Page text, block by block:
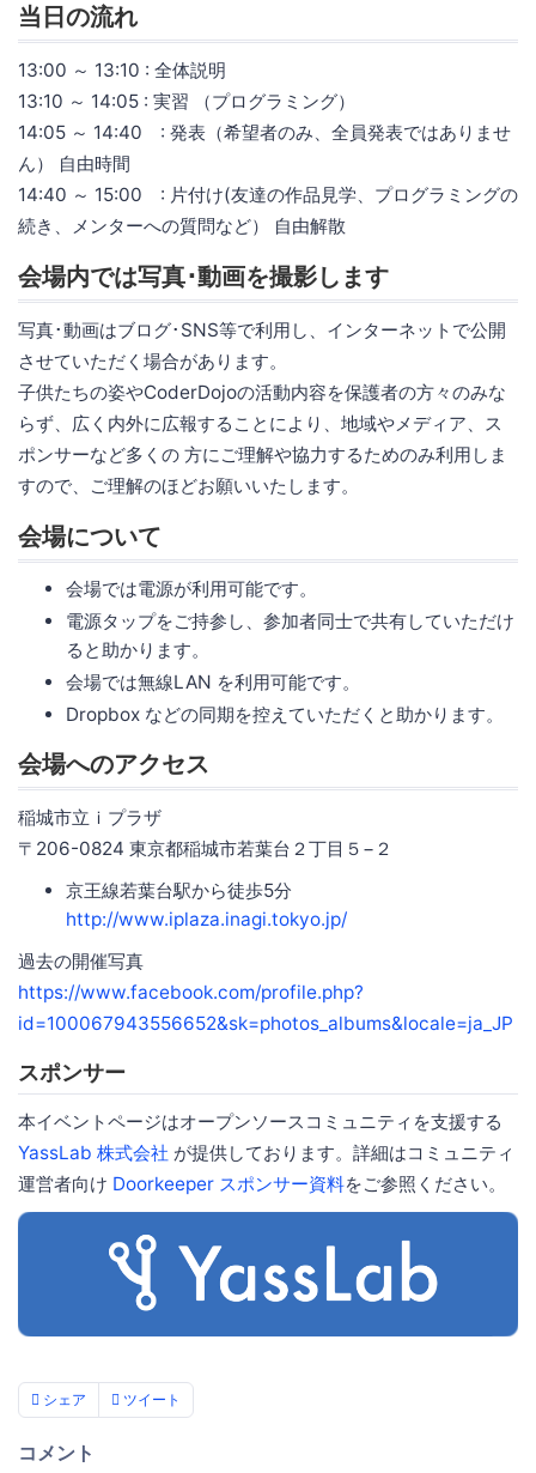
当日の流れ
13:00 ～ 13:10 : 全体説明
13:10 ～ 14:05 : 実習 （プログラミング）
14:05 ～ 14:40 : 発表（希望者のみ、全員発表ではありませ
ん） 自由時間
14:40 ～ 15:00 : 片付け(友達の作品見学、プログラミングの
続き、メンターへの質問など） 自由解散
会場内では写真･動画を撮影します
写真･動画はブログ･SNS等で利用し、インターネットで公開
させていただく場合があります。
子供たちの姿やCoderDojoの活動内容を保護者の方々のみな
らず、広く内外に広報することにより、地域やメディア、ス
ポンサーなど多くの 方にご理解や協力するためのみ利用しま
すので、ご理解のほどお願いいたします。
会場について
会場では電源が利用可能です。
電源タップをご持参し、参加者同士で共有していただけ
ると助かります。
会場では無線LAN を利用可能です。
Dropbox などの同期を控えていただくと助かります。
会場へのアクセス
稲城市立ｉプラザ
〒206-0824 東京都稲城市若葉台２丁目５−２
京王線若葉台駅から徒歩5分
http://www.iplaza.inagi.tokyo.jp/
過去の開催写真
https://www.facebook.com/profile.php?
id=100067943556652&sk=photos_albums&locale=ja_JP
スポンサー
本イベントページはオープンソースコミュニティを支援する
YassLab 株式会社 が提供しております。詳細はコミュニティ
運営者向け Doorkeeper スポンサー資料をご参照ください。
シェア ツイート
コメント